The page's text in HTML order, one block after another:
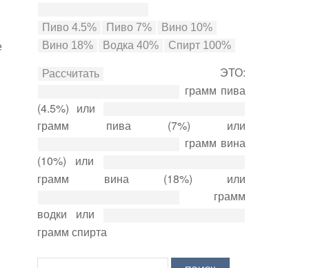
ЭТО:
грамм пива
(4.5%) или
грамм пива (7%) или
грамм вина
(10%) или
грамм вина (18%) или
грамм
водки или
грамм спирта